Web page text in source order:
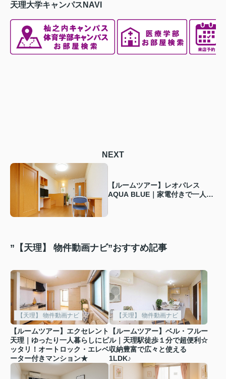
天理大学キャンパスNAVI
NEXT
【ルームツアー】レオパレス
AQUA BLUE｜家電付きで一人暮
”【天理】 物件動画ナビ”おすすめ記事
【天理】 物件動画ナビ
【ルームツアー】エクセレント
天理｜ゆったり一人暮らしにピ
ッタリ！オートロック・エレベ
ーター付きマンション★
【天理】 物件動画ナビ
【ルームツアー】ベル・フルー
ル｜天理駅徒歩１分で超便利☆
収納豊富で広々と使える
1LDK♪